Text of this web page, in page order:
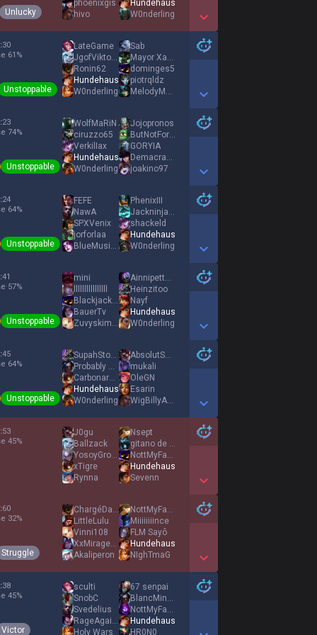
Unlucky
phoenixgis
hivo
Hundehaus
W0nderling
Show More Detail Games
:30
61 %
Unstoppable
LateGame
JgofViktoria
Ronin62
Hundehaus
W0nderling
Sab
Mayor Xavier
dominges5
piotrqldz
MelodyMactation
Show More Detail Games
:23
74%
Unstoppable
WolfMaRiN
ciruzzo65
VerkilIax
Hundehaus
W0nderling
Jojopronos
ButNotForMe
GORYIA
Demacrase
joakino97
Show More Detail Games
:24
64%
Unstoppable
FEFE
NawA
SPXVenix
jorforlaa
BlueMusically
PhenixIII
Jackninja98
shackeld
Hundehaus
W0nderling
Show More Detail Games
:41
57%
Unstoppable
mini
Blackjackpro33
BauerTv
Zuvyskimba
Ainnipetteha
Heinzitoo
Nayf
Hundehaus
W0nderling
Show More Detail Games
:45
64%
Unstoppable
SupahStonerGamer
Probably Not
Carbonaras8
Hundehaus
W0nderling
AbsolutSchloter
mukali
OleGN
Esarin
WigBillyArgo
Show More Detail Games
:53
45%
J0gu
Ballzack
YosoyGroot17
xTigre
Rynna
Nsept
gitano de jungla
NottMyFault
Hundehaus
Sevenn
Show More Detail Games
:60
32%
Struggle
ChargéDaffaires
LittleLulu
Vinni108
XxMiragexX
Akaliperon
NottMyFault
Miiiiiiiince
FLM Sayô
Hundehaus
NIghTmaG
Show More Detail Games
:38
45%
Victor
sculti
SnobC
Svedelius
RageAgainstRhast
Holy Wars
67 senpai
BlancMinable
NottMyFault
Hundehaus
HR0N0